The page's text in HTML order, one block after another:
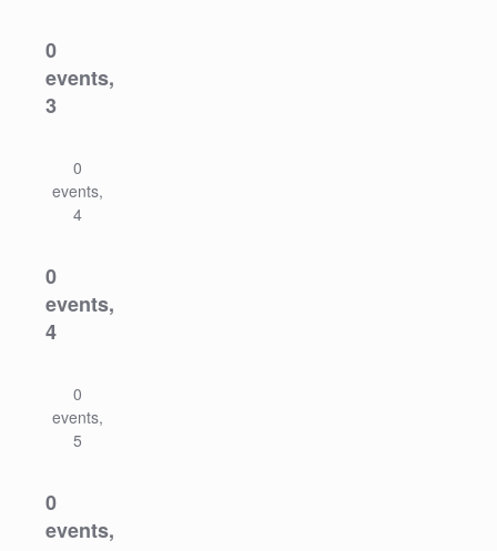
0
events,
3
0
events,
4
0
events,
4
0
events,
5
0
events,